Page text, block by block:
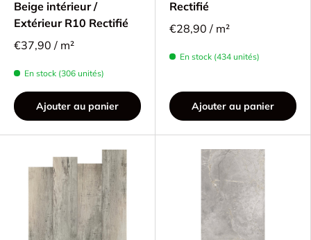
Beige intérieur /
Extérieur R10 Rectifié
€37,90 / m²
En stock (306 unités)
Ajouter au panier
Rectifié
€28,90 / m²
En stock (434 unités)
Ajouter au panier